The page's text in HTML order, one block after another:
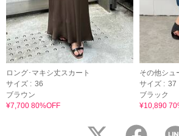
ロング･マキシ丈スカート
サイズ : 36
ブラウン
¥7,700 80%OFF
その他シュ
サイズ : 37
ブラック
¥10,890
twitter facebook